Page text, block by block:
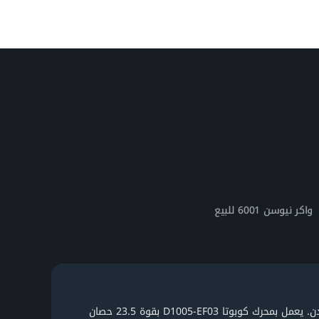
واكر نيوسن 6001 للبيع
محرك كوبوتا D1005-EF03 بقوة 23.5 حصان